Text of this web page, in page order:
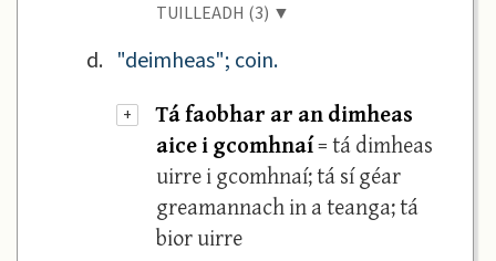
TUILLEADH (3) ▼
d. "deimheas"; coin.
+
Tá faobhar ar an dimheas
aice i gcomhnaí= tá dimheas
uirre i gcomhnaí; tá sí géar
greamannach in a teanga; tá
bior uirre